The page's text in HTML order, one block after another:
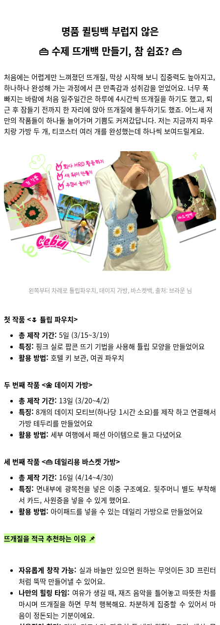
명품 퀼팅백 부럽지 않은
👜 수제 뜨개백 만들기, 참 쉽죠? 👜
처음에는 어렵게만 느껴졌던 뜨개질, 막상 시작해 보니 집중력도 높아지고,
하나하나 완성해 가는 과정에서 큰 만족감과 성취감을 얻었어요. 너무 푹
빠지는 바람에 처음 일주일간은 하루에 4시간씩 뜨개질을 하기도 했고, 퇴
근 후 잠들기 전까지 한 자리에 앉아 뜨개질에 몰두하기도 했죠. 어느새 저
만의 작품들이 하나둘 늘어가며 기쁨도 커져갔답니다. 저는 지금까지 파우
치랑 가방 두 개, 티코스터 여러 개를 완성했는데 하나씩 보여드릴게요.
왼쪽부터 차례로 튤립파우치, 데이지 가방, 바스켓백, 출처: 브라운 님
첫 작품 <🌷 튤립 파우치>
총 제작 기간: 5일 (3/15~3/19)
특징: 핑크 실로 팝콘 뜨기 기법을 사용해 튤립 모양을 만들었어요
활용 방법: 호텔 키 보관, 여권 파우치
두 번째 작품 <🌼 데이지 가방>
총 제작 기간: 13일 (3/20~4/2)
특징: 8개의 데이지 모티브(하나당 1시간 소요)를 제작 하고 연결해서
가방 테두리를 만들었어요
활용 방법: 세부 여행에서 패션 아이템으로 들고 다녔어요
세 번째 작품 <👜 데일리용 바스켓 가방>
총 제작 기간: 16일 (4/14~4/30)
특징: 면내부에 광목천을 넣은 이중 구조예요. 뒷주머니 별도 부착해
서 카드, 사원증을 넣을 수 있게 했어요.
활용 방법: 아이패드를 넣을 수 있는 데일리 가방으로 만들었어요
뜨개질을 적극 추천하는 이유 📌
자유롭게 창작 가능: 실과 바늘만 있으면 원하는 무엇이든 3D 프린터
처럼 뚝딱 만들어낼 수 있어요.
나만의 힐링 타임: 여유가 생길 때, 재즈 음악을 틀어놓고 따뜻한 차를
마시며 뜨개질을 하면 무척 행복해요. 차분하게 집중할 수 있어서 마
음이 정돈되는 기분이에요.